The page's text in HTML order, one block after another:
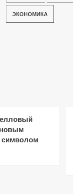
ЭКОНОМИКА
новым
символом